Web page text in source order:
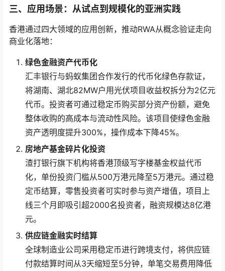
三、应用场景：从试点到规模化的亚洲实践
香港通过四大领域的应用创新，推动RWA从概念验证走向
商业化落地：
绿色金融资产代币化
汇丰银行与蚂蚁集团合作发行的代币化绿色存款证，
将湖南、湖北82MW户用光伏项目收益权拆分为2亿元
代币。投资者可通过稳定币购买部分资产份额，避免
整体收购的高成本与流动性风险。该项目使绿色金融
资产透明度提升300%，操作成本下降45%。
房地产基金碎片化投资
渣打银行旗下机构将香港顶级写字楼基金权益代币
化，单份投资门槛从500万港元降至5万港元。通过稳
定币结算，零售投资者可实时参与资产增值，项目上
线三个月即吸引超2000名投资者，融资规模达8亿港
元。
供应链金融实时结算
全球制造业公司采用稳定币进行跨境支付，将供应链
付款结算时间从3天缩短至5分钟，单笔交易费用降低